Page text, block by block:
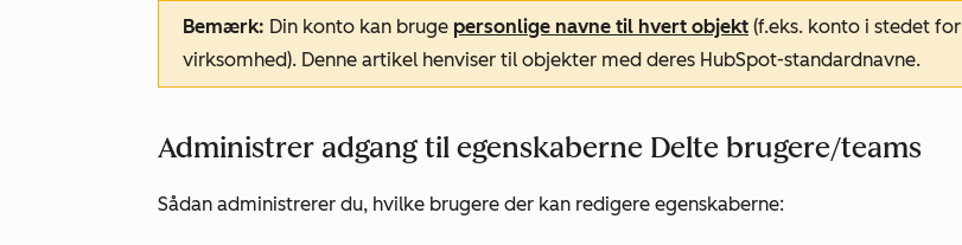
Bemærk: Din konto kan bruge personlige navne til hvert objekt (f.eks. konto i stedet for
virksomhed). Denne artikel henviser til objekter med deres HubSpot-standardnavne.
Administrer adgang til egenskaberne Delte brugere/teams
Sådan administrerer du, hvilke brugere der kan redigere egenskaberne: